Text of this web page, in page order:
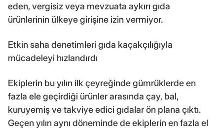
eden, vergisiz veya mevzuata aykırı gıda
ürünlerinin ülkeye girişine izin vermiyor.
Etkin saha denetimleri gıda kaçakçılığıyla
mücadeleyi hızlandırdı
Ekiplerin bu yılın ilk çeyreğinde gümrüklerde en
fazla ele geçirdiği ürünler arasında çay, bal,
kuruyemiş ve takviye edici gıdalar ön plana çıktı.
Geçen yılın aynı döneminde de ekiplerin en fazla el